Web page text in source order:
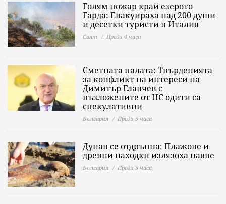
Голям пожар край езерото
Гарда: Евакуираха над 200 души
и десетки туристи в Италия
Свят Преди 4 часа
Сметната палата: Твърденията
за конфликт на интереси на
Димитър Главчев с
възложените от НС одити са
спекулативни
България Преди 5 часа
Дунав се отдръпна: Плажове и
древни находки излязоха наяве
България Преди 5 часа